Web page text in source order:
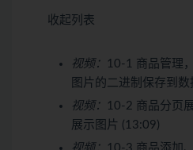
收起列表
视频：
10-1 商品管理
图片的二进制保存到
视频：
10-2 商品分页
展示图片 (13:09)